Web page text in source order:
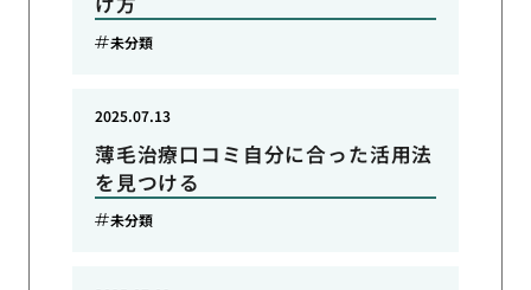
未分類
薄毛治療口コミ自分に合った活用法
を見つける
2025.07.13
未分類